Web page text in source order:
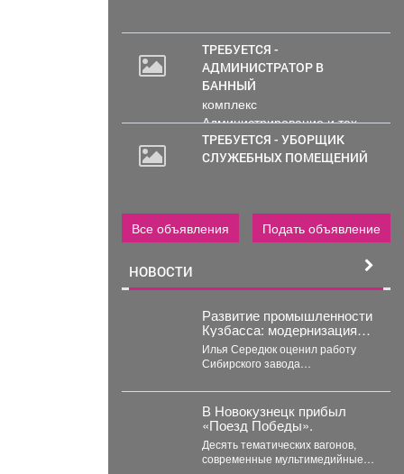
ТРЕБУЕТСЯ -
АДМИНИСТРАТОР В
БАННЫЙ
комплекс
Администрирование и тех.
работа..
ТРЕБУЕТСЯ - УБОРЩИК
СЛУЖЕБНЫХ ПОМЕЩЕНИЙ
Все объявления Подать объявление
НОВОСТИ
Развитие промышленности
Кузбасса: модернизация
Сибирского завода
металлических
конструкций
Илья Середюк оценил работу
Сибирского завода
обсудил модернизацию с
«Сибшахтострой». В...
В Новокузнецк прибыл
«Поезд Победы».
Десять тематических вагонов,
современные мультимедийные